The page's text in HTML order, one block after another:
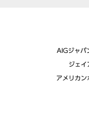
AIGジャパ
ジェイ
アメリカン